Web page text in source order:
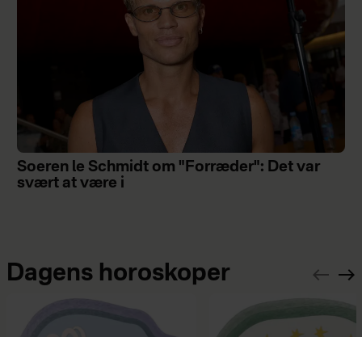
Soeren le Schmidt om "Forræder": Det var
svært at være i
Dagens horoskoper